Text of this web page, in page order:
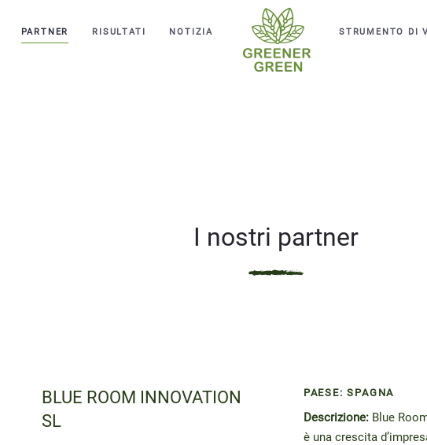
PARTNER RISULTATI NOTIZIA STRUMENTO DI
I nostri partner
BLUE ROOM INNOVATION
SL
PAESE: SPAGNA
Descrizione: Blue
è una crescita